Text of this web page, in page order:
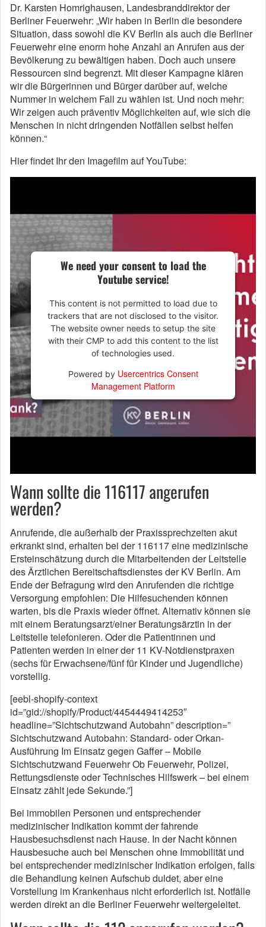
Dr. Karsten Homrighausen, Landesbranddirektor der
Berliner Feuerwehr: „Wir haben in Berlin die besondere
Situation, dass sowohl die KV Berlin als auch die Berliner
Feuerwehr eine enorm hohe Anzahl an Anrufen aus der
Bevölkerung zu bewältigen haben. Doch auch unsere
Ressourcen sind begrenzt. Mit dieser Kampagne klären
wir die Bürgerinnen und Bürger darüber auf, welche
Nummer in welchem Fall zu wählen ist. Und noch mehr:
Wir zeigen auch präventiv Möglichkeiten auf, wie sich die
Menschen in nicht dringenden Notfällen selbst helfen
können.“
Hier findet Ihr den Imagefilm auf YouTube:
We need your consent to load the
Youtube service!
This content is not permitted to load due to
trackers that are not disclosed to the visitor.
The website owner needs to setup the site
with their CMP to add this content to the list
of technologies used.
Powered by Usercentrics Consent
Management Platform
Wann sollte die 116117 angerufen
werden?
Anrufende, die außerhalb der Praxissprechzeiten akut
erkrankt sind, erhalten bei der 116117 eine medizinische
Ersteinschätzung durch die Mitarbeitenden der Leitstelle
des Ärztlichen Bereitschaftsdienstes der KV Berlin. Am
Ende der Befragung wird den Anrufenden die richtige
Versorgung empfohlen: Die Hilfesuchenden können
warten, bis die Praxis wieder öffnet. Alternativ können sie
mit einem Beratungsarzt/einer Beratungsärztin in der
Leitstelle telefonieren. Oder die Patientinnen und
Patienten werden in einer der 11 KV-Notdienstpraxen
(sechs für Erwachsene/fünf für Kinder und Jugendliche)
vorstellig.
[eebl-shopify-context
id=”gid://shopify/Product/4454449414253″
headline=”Sichtschutzwand Autobahn” description=”
Sichtschutzwand Autobahn: Standard- oder Orkan-
Ausführung Im Einsatz gegen Gaffer – Mobile
Sichtschutzwand Feuerwehr Ob Feuerwehr, Polizei,
Rettungsdienste oder Technisches Hilfswerk – bei einem
Einsatz zählt jede Sekunde.”]
Bei immobilen Personen und entsprechender
medizinischer Indikation kommt der fahrende
Hausbesuchsdienst nach Hause. In der Nacht können
Hausbesuche auch bei Menschen ohne Immobilität und
bei entsprechender medizinischer Indikation erfolgen, falls
die Behandlung keinen Aufschub duldet, aber eine
Vorstellung im Krankenhaus nicht erforderlich ist. Notfälle
werden direkt an die Berliner Feuerwehr weitergeleitet.